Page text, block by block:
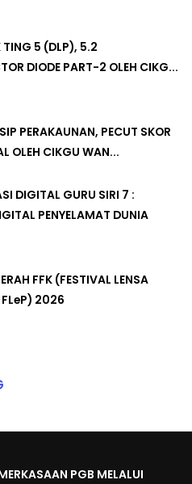
5 (DLP), 5.2
DIODE PART-2 OLEH CIKG...
PERAKAUNAN, PECUT SKOR
OLEH CIKGU WAN...
DIGITAL GURU SIRI 7 :
PENYELAMAT DUNIA
FFK (FESTIVAL LENSA
FLeP) 2026
PGB MELALUI